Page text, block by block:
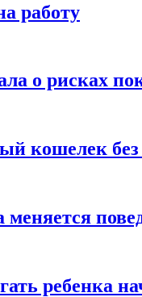
работу
о рисках
кошелек без
ребенка